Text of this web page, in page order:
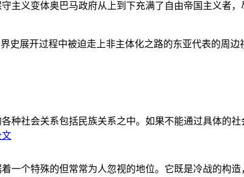
主义变体奥巴马政府从上到下充满了自由帝国主义者
史展开过程中被迫走上非主体化之路的东亚代表的周
种社会关系包括民族关系之中。如果不能通过具体的
文
一个特殊的但常常为人忽视的地位。它既是冷战的构